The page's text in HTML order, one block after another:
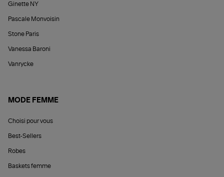
Ginette NY
Pascale Monvoisin
Stone Paris
Vanessa Baroni
Vanrycke
MODE FEMME
Choisi pour vous
Best-Sellers
Robes
Baskets femme